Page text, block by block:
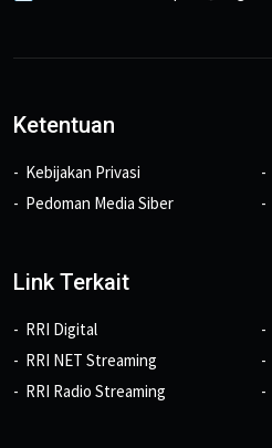
Ketentuan
Kebijakan Privasi
Pedoman Media Siber
Link Terkait
RRI Digital
RRI NET Streaming
RRI Radio Streaming